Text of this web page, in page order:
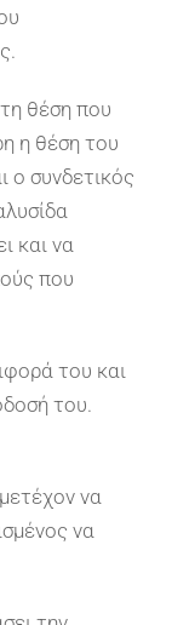
θέση που
η θέση του
ο συνδετικός
και να
που
του και
του.
να
να